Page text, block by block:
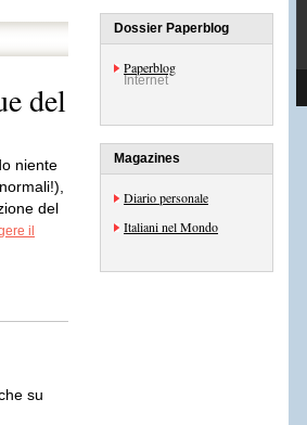
del
niente
del
il
su
Dossier Paperblog
Paperblog
Internet
Magazines
Diario personale
Italiani nel Mondo